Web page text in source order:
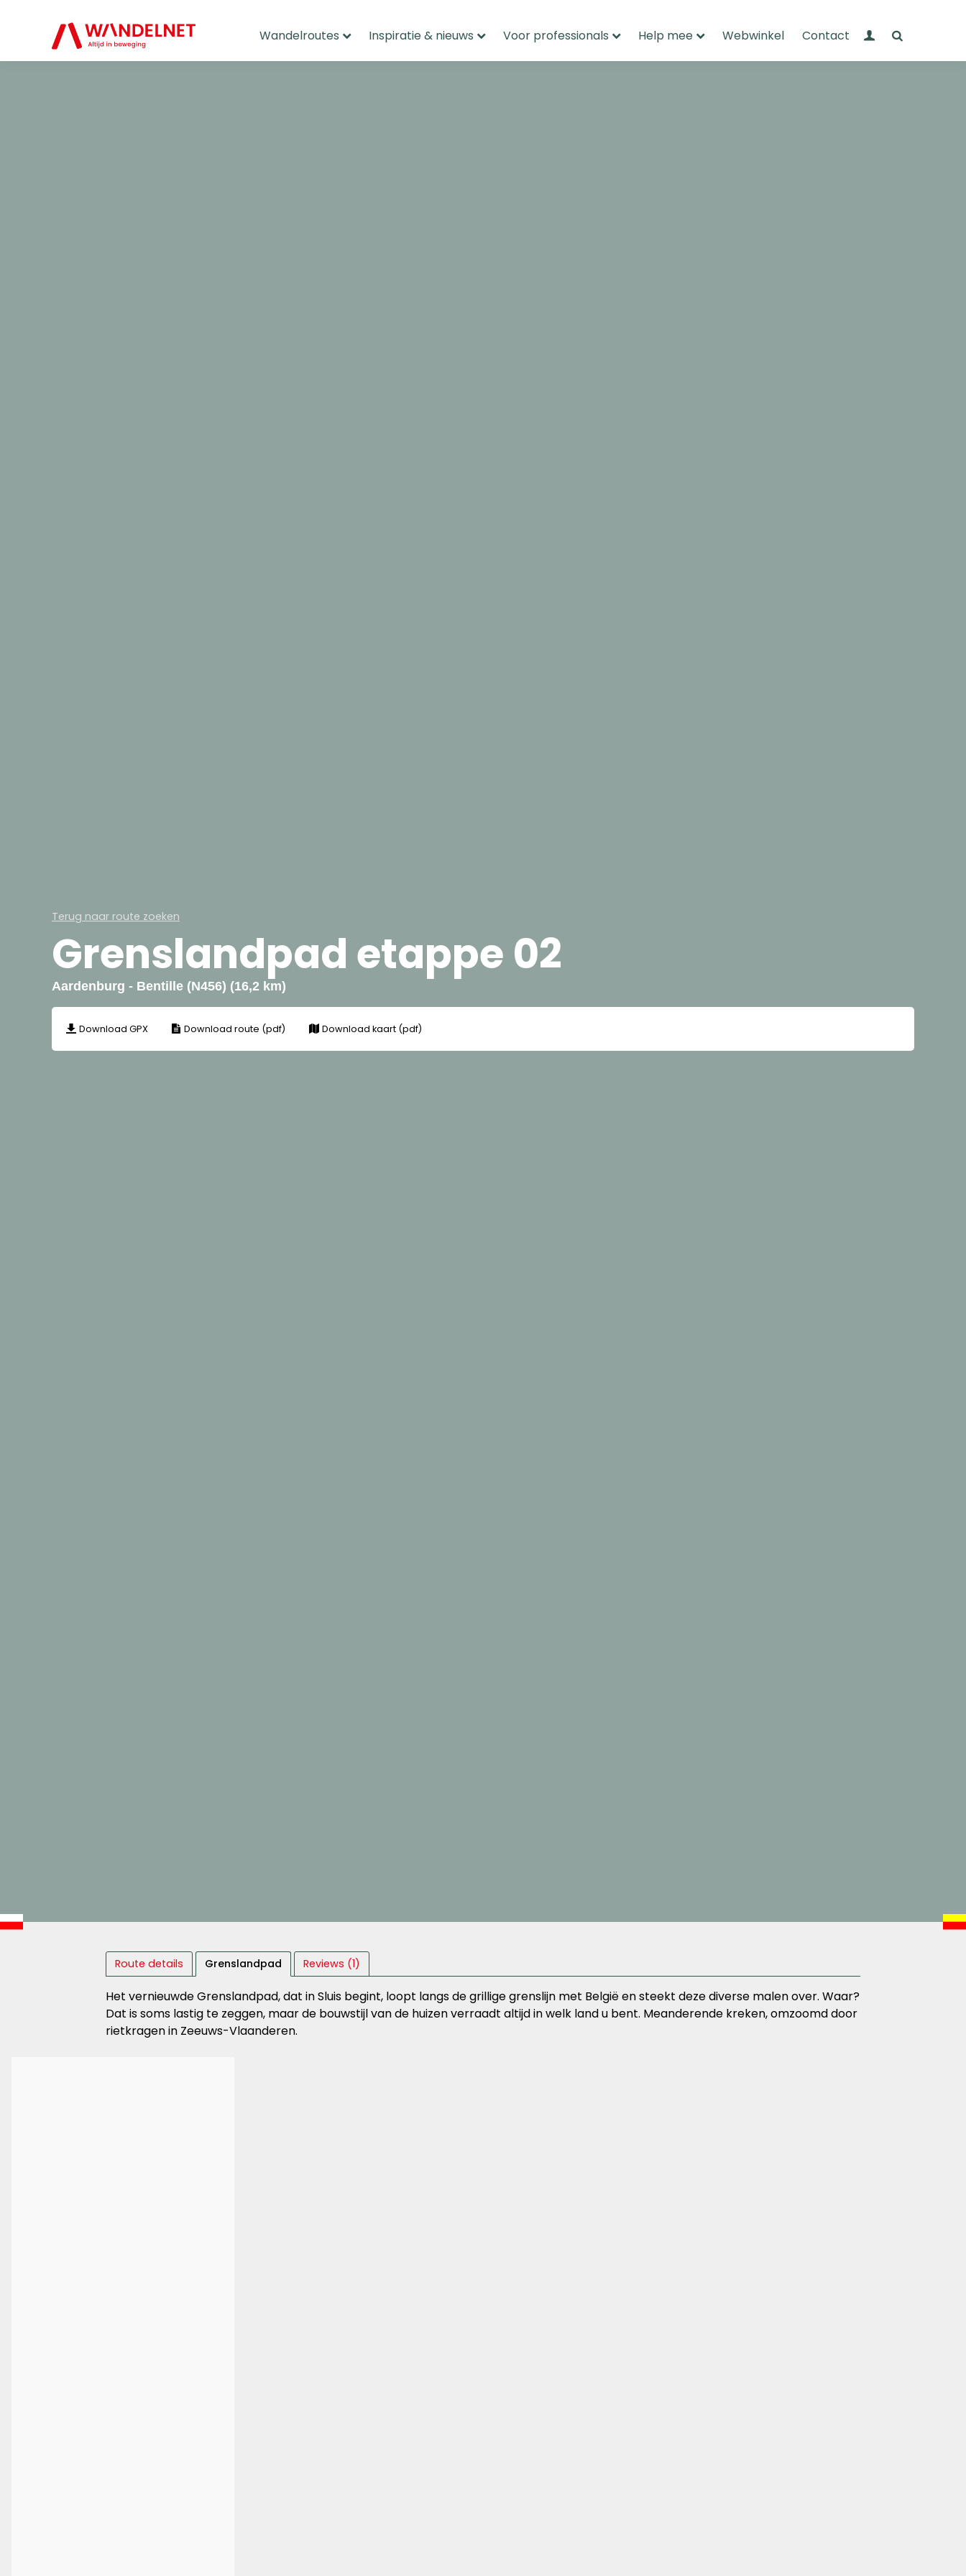
Wandelroutes Inspiratie & nieuws Voor professionals Help mee Webwinkel Contact Mijn Wandelnet
Terug naar route zoeken
Grenslandpad etappe 02
Aardenburg - Bentille (N456) (16,2 km)
Download GPX Download route (pdf) Download kaart (pdf)
Route details Grenslandpad Reviews (1)
Het vernieuwde Grenslandpad, dat in Sluis begint, loopt langs de grillige grenslijn met België en steekt deze diverse malen over. Waar?
Dat is soms lastig te zeggen, maar de bouwstijl van de huizen verraadt altijd in welk land u bent. Meanderende kreken, omzoomd door
rietkragen in Zeeuws-Vlaanderen.